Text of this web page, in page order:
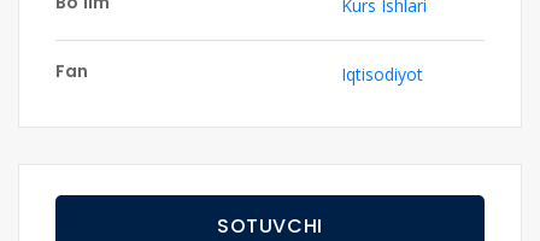
Kurs Ishlari
Fan Iqtisodiyot
SOTUVCHI